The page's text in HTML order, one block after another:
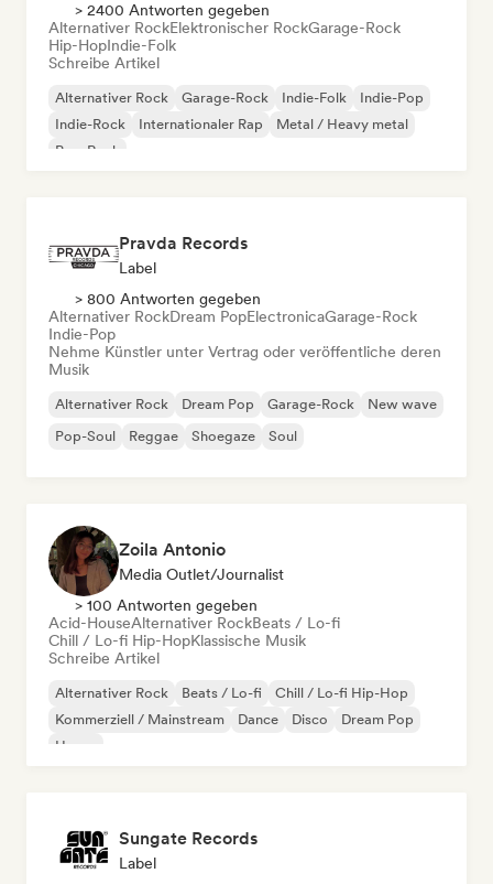
> 2400 Antworten gegeben
Alternativer RockElektronischer RockGarage-Rock
Hip-HopIndie-Folk
Schreibe Artikel
Alternativer Rock Garage-Rock Indie-Folk
Indie-Pop
Indie-Rock
Internationaler Rap
Metal / Heavy metal
Pop-Rock
Pravda Records
Label
> 800 Antworten gegeben
Alternativer RockDream PopElectronicaGarage-Rock
Indie-Pop
Nehme Künstler unter Vertrag oder veröffentliche deren
Musik
Alternativer Rock Dream Pop Garage-Rock
New wave
Pop-Soul
Reggae Shoegaze Soul
Zoila Antonio
Media Outlet/Journalist
> 100 Antworten gegeben
Acid-HouseAlternativer RockBeats / Lo-fi
Chill / Lo-fi Hip-HopKlassische Musik
Schreibe Artikel
Alternativer Rock Beats / Lo-fi
Chill / Lo-fi Hip-Hop
Kommerziell / Mainstream
Dance Disco
Dream Pop
House
Sungate Records
Label